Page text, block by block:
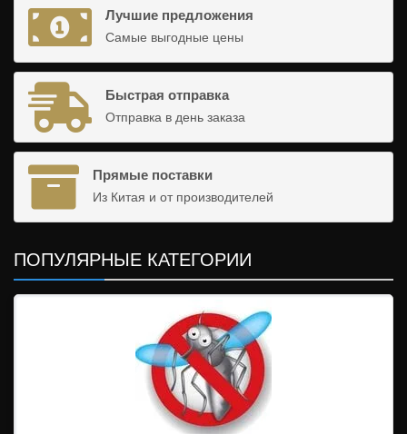
Лучшие предложения
Самые выгодные цены
Быстрая отправка
Отправка в день заказа
Прямые поставки
Из Китая и от производителей
ПОПУЛЯРНЫЕ КАТЕГОРИИ
Отпугиватели и ловушки
Средства от насекомых